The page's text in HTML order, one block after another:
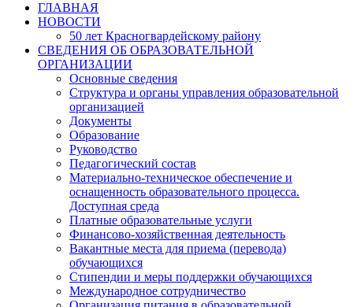
ГЛАВНАЯ
НОВОСТИ
50 лет Красногвардейскому району
СВЕДЕНИЯ ОБ ОБРАЗОВАТЕЛЬНОЙ
ОРГАНИЗАЦИИ
Основные сведения
Структура и органы управления образовательной
организацией
Документы
Образование
Руководство
Педагогический состав
Материально-техническое обеспечение и
оснащенность образовательного процесса.
Доступная среда
Платные образовательные услуги
Финансово-хозяйственная деятельность
Вакантные места для приема (перевода)
обучающихся
Стипендии и меры поддержки обучающихся
Международное сотрудничество